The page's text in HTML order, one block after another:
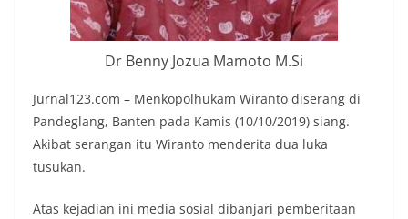
Dr Benny Jozua Mamoto M.Si
Jurnal123.com – Menkopolhukam Wiranto diserang di
Pandeglang, Banten pada Kamis (10/10/2019) siang.
Akibat serangan itu Wiranto menderita dua luka
tusukan.
Atas kejadian ini media sosial dibanjari pemberitaan